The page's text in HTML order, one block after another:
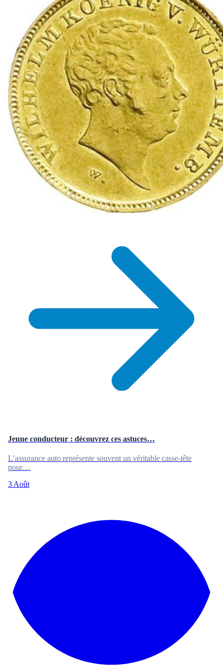
Jeune conducteur : découvrez ces astuces…
L’assurance auto représente souvent un véritable casse-tête
pour…
3 Août